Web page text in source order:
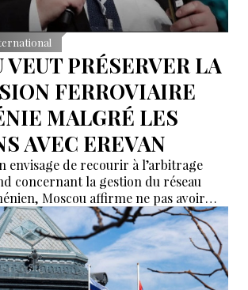
VEUT PRÉSERVER LA
FERROVIAIRE
MALGRÉ LES
AVEC EREVAN
envisage de recourir à l’arbitrage
concernant la gestion du réseau
Moscou affirme ne pas avoir
officielle visant à mettre fin à la
Chemin de fer du Caucase du Sud ».
ministre russe Alexeï Overchouk
de la concession et appelle au